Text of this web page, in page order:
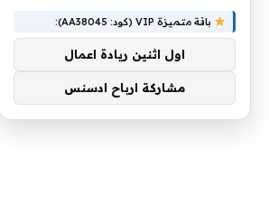
باقة متميزة VIP (كود: AA38045):
اول اثنين ريادة اعمال
مشاركة ارباح ادسنس